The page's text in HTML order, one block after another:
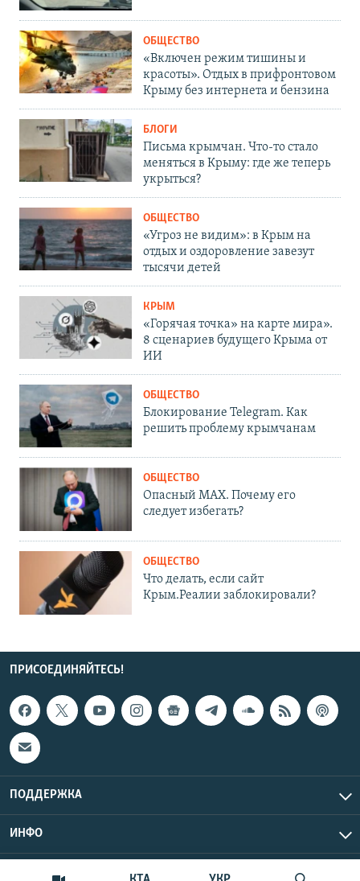
ОБЩЕСТВО
«Включен режим тишины и
красоты». Отдых в прифронтовом
Крыму без интернета и бензина
БЛОГИ
Письма крымчан. Что-то стало
меняться в Крыму: где же теперь
укрыться?
ОБЩЕСТВО
«Угроз не видим»: в Крым на
отдых и оздоровление завезут
тысячи детей
КРЫМ
«Горячая точка» на карте мира».
8 сценариев будущего Крыма от
ИИ
ОБЩЕСТВО
Блокирование Telegram. Как
решить проблему крымчанам
ОБЩЕСТВО
Опасный MAX. Почему его
следует избегать?
ОБЩЕСТВО
Что делать, если сайт
Крым.Реалии заблокировали?
ПРИСОЕДИНЯЙТЕСЬ!
ПОДДЕРЖКА
ИНФО
Copyright Крым.Реалии, 2026 | Все права защищены.
UTC+3